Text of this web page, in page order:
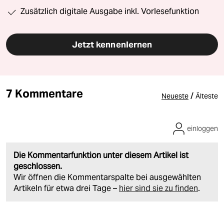
Zusätzlich digitale Ausgabe inkl. Vorlesefunktion
Jetzt kennenlernen
7 Kommentare Neueste / Älteste
Die Kommentarfunktion unter diesem Artikel ist
geschlossen.
Wir öffnen die Kommentarspalte bei ausgewählten
Artikeln für etwa drei Tage – hier sind sie zu finden.
einloggen